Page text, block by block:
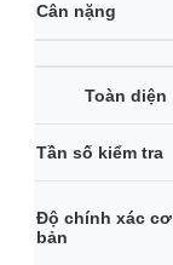
Cân nặng
Toàn diện
Tần số kiểm tra
Độ chính xác cơ
bản